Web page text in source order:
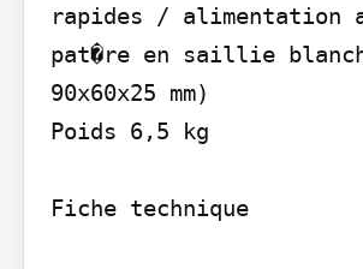
rapides / alimentation
pat�re en saillie
90x60x25 mm)
Poids 6,5 kg
Fiche technique